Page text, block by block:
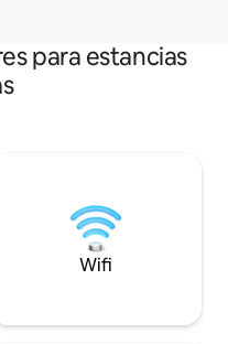
para estancias
Wifi